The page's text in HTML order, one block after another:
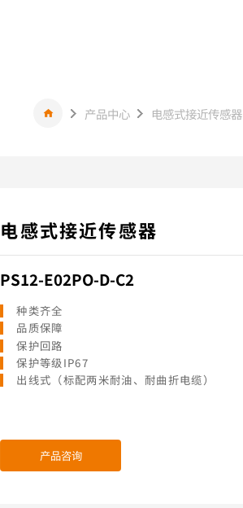
产品中心 电感式接近传感器
电感式接近传感器
PS12-E02PO-D-C2
种类齐全
品质保障
保护回路
保护等级IP67
出线式（标配两米耐油、耐曲折电缆）
产品咨询